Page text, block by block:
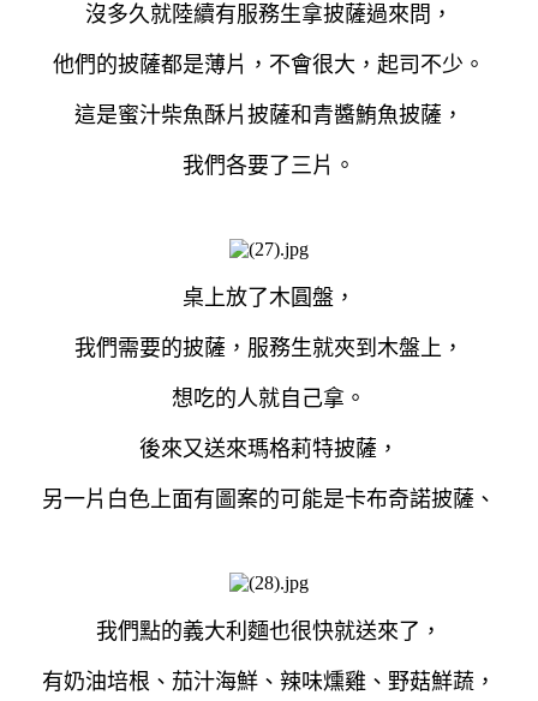
沒多久就陸續有服務生拿披薩過來問，
他們的披薩都是薄片，不會很大，起司不少。
這是蜜汁柴魚酥片披薩和青醬鮪魚披薩，
我們各要了三片。
桌上放了木圓盤，
我們需要的披薩，服務生就夾到木盤上，
想吃的人就自己拿。
後來又送來瑪格莉特披薩，
另一片白色上面有圖案的可能是卡布奇諾披薩、
我們點的義大利麵也很快就送來了，
有奶油培根、茄汁海鮮、辣味燻雞、野菇鮮蔬，